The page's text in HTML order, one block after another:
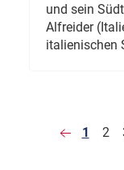
und sein
Alfreider
italienischen
1 2